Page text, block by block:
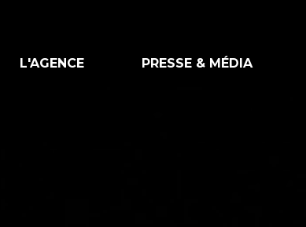
L'AGENCE PRESSE & MÉDIA